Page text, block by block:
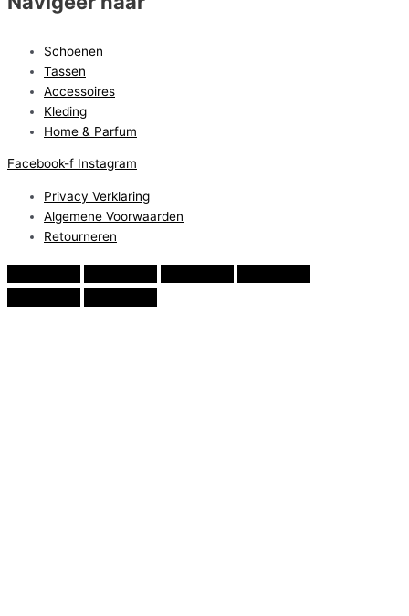
Schoenen
Tassen
Accessoires
Kleding
Home & Parfum
Facebook-f Instagram
Privacy Verklaring
Algemene Voorwaarden
Retourneren